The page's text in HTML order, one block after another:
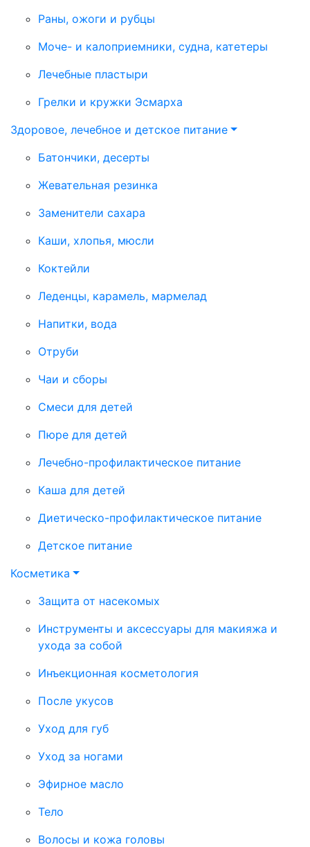
Раны, ожоги и рубцы
Моче- и калоприемники, судна, катетеры
Лечебные пластыри
Грелки и кружки Эсмарха
Здоровое, лечебное и детское питание
Батончики, десерты
Жевательная резинка
Заменители сахара
Каши, хлопья, мюсли
Коктейли
Леденцы, карамель, мармелад
Напитки, вода
Отруби
Чаи и сборы
Смеси для детей
Пюре для детей
Лечебно-профилактическое питание
Каша для детей
Диетическо-профилактическое питание
Детское питание
Косметика
Защита от насекомых
Инструменты и аксессуары для макияжа и
ухода за собой
Инъекционная косметология
После укусов
Уход для губ
Уход за ногами
Эфирное масло
Тело
Волосы и кожа головы